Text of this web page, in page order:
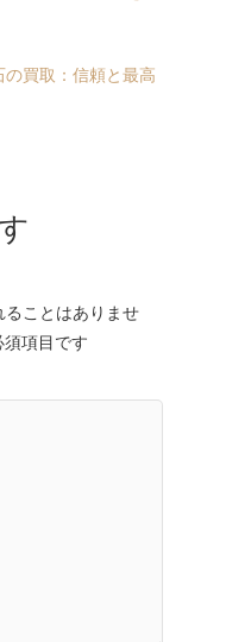
買取：信頼と最高
ることはありませ
項目です